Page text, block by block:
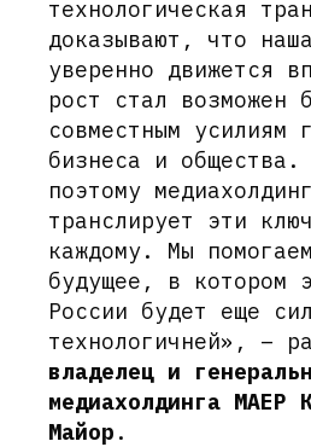
технологическая
доказывают, что
уверенно движется
рост стал возможен
совместным усилиям
бизнеса и общества.
поэтому
транслирует эти
каждому. Мы
будущее, в котором
России будет еще
технологичней», –
владелец и
медиахолдинга МАЕР
Майор .